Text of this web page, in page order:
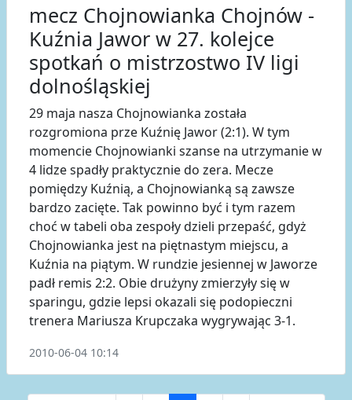
mecz Chojnowianka Chojnów -
Kuźnia Jawor w 27. kolejce
spotkań o mistrzostwo IV ligi
dolnośląskiej
29 maja nasza Chojnowianka została
rozgromiona prze Kuźnię Jawor (2:1). W tym
momencie Chojnowianki szanse na utrzymanie w
4 lidze spadły praktycznie do zera. Mecze
pomiędzy Kuźnią, a Chojnowianką są zawsze
bardzo zacięte. Tak powinno być i tym razem
choć w tabeli oba zespoły dzieli przepaść, gdyż
Chojnowianka jest na piętnastym miejscu, a
Kuźnia na piątym. W rundzie jesiennej w Jaworze
padł remis 2:2. Obie drużyny zmierzyły się w
sparingu, gdzie lepsi okazali się podopieczni
trenera Mariusza Krupczaka wygrywając 3-1.
2010-06-04 10:14